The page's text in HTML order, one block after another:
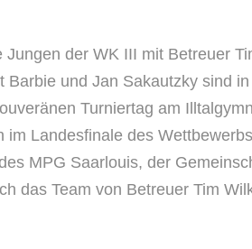
der WK III mit Betreuer
Barbie und Jan Sakautzky sind
Turniertag am
Landesfinale des
MPG Saarlouis, der
das Team von Betreuer Tim